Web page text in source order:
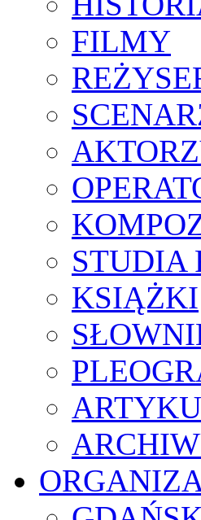
FILMY
STUDIA
KSIĄŻKI